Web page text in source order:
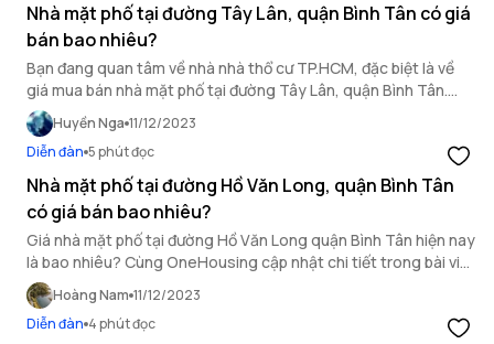
Nhà mặt phố tại đường Tây Lân, quận Bình Tân có giá
bán bao nhiêu?
Bạn đang quan tâm về nhà nhà thổ cư TP.HCM, đặc biệt là về
giá mua bán nhà mặt phố tại đường Tây Lân, quận Bình Tân.
Hãy cùng OneHousing tìm hiểu trong bài viết sau đây.
Huyền Nga 11/12/2023
Diễn đàn 5 phút đọc
Nhà mặt phố tại đường Hồ Văn Long, quận Bình Tân
có giá bán bao nhiêu?
Giá nhà mặt phố tại đường Hồ Văn Long quận Bình Tân hiện nay
là bao nhiêu? Cùng OneHousing cập nhật chi tiết trong bài viết
này.
Hoàng Nam 11/12/2023
Diễn đàn 4 phút đọc